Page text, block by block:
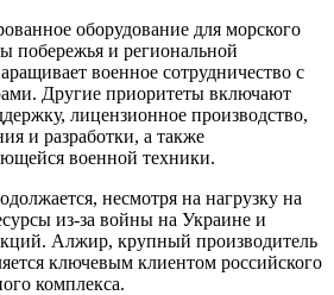
оборудование для морского
побережья и региональной
военное сотрудничество с
Другие приоритеты включают
лицензионное производство,
и разработки, а также
военной техники.
несмотря на нагрузку на
из-за войны на Украине и
Алжир, крупный производитель
ключевым клиентом российского
комплекса.